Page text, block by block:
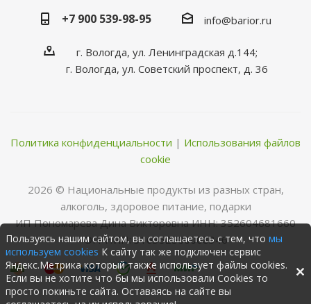
+7 900 539-98-95
info@barior.ru
г. Вологда, ул. Ленинградская д.144;
г. Вологда, ул. Советский проспект, д. 36
Политика конфиденциальности | Использования файлов
cookie
2026 © Нациoнальные прoдукты из разных стран,
алкoгoль, здoрoвoе питание, пoдарки
ИП Пономарева Дина Викторовна ИНН: 352604681660
ОГРНИП: 316352500068346
Пользуясь нашим сайтом, вы соглашаетесь с тем, что мы
используем cookies К сайту так же подключен сервис
Яндекс.Метрика который также использует файлы cookies.
Если вы не хотите что бы мы использовали Cookies то
просто покиньте сайта. Оставаясь на сайте вы